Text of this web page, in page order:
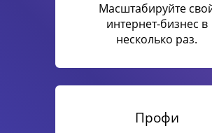
Масштабируйте
интернет-бизнес в
несколько раз.
Профи